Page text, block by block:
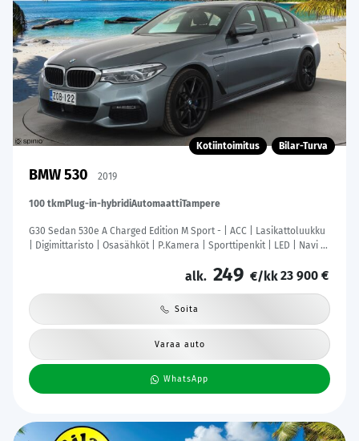
Kotiintoimitus Bilar-Turva
BMW 530 2019
100 tkmPlug-in-hybridiAutomaattiTampere
G30 Sedan 530e A Charged Edition M Sport - | ACC | Lasikattoluukku
| Digimittaristo | Osasähköt | P.Kamera | Sporttipenkit | LED | Navi |
alk. 249 €/kk23 900 €
Soita
Varaa auto
WhatsApp